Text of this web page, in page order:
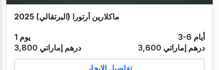
ماكلارين أرتورا (البرتقالي) 2025
1 يوم
3-6 أيام
3,800 درهم إماراتي
3,600 درهم إماراتي
تفاصيل الإيجار